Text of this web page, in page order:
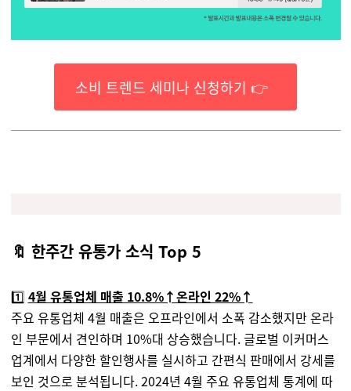
소비 트렌드 세미나 신청하기 👉
🔖 한주간 유통가 소식 Top 5
1️⃣ 4월 유통업체 매출 10.8%↑온라인 22%↑
주요 유통업체 4월 매출은 오프라인에서 소폭 감소했지만 온라
인 부문에서 견인하며 10%대 상승했습니다. 글로벌 이커머스
업계에서 다양한 할인행사를 실시하고 간편식 판매에서 강세를
보인 것으로 분석됩니다. 2024년 4월 주요 유통업체 통계에 따